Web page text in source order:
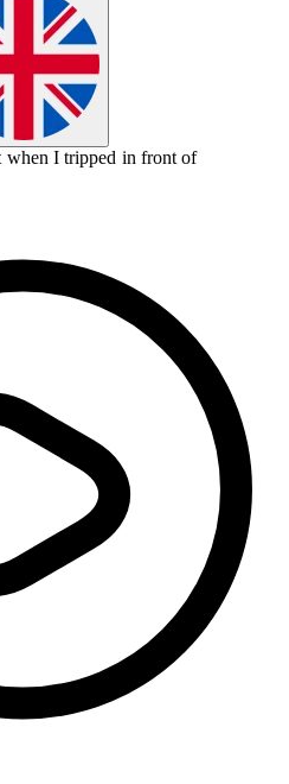
when I tripped in front of